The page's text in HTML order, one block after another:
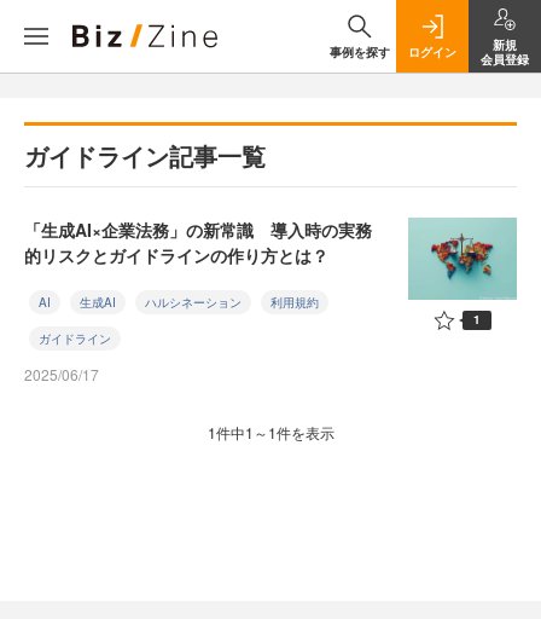
事例を探す ログイン
新規
会員登録
ガイドライン記事一覧
「生成AI×企業法務」の新常識 導入時の実務
的リスクとガイドラインの作り方とは？
AI 生成AI ハルシネーション 利用規約
ガイドライン
2025/06/17
1
1件中1～1件を表示